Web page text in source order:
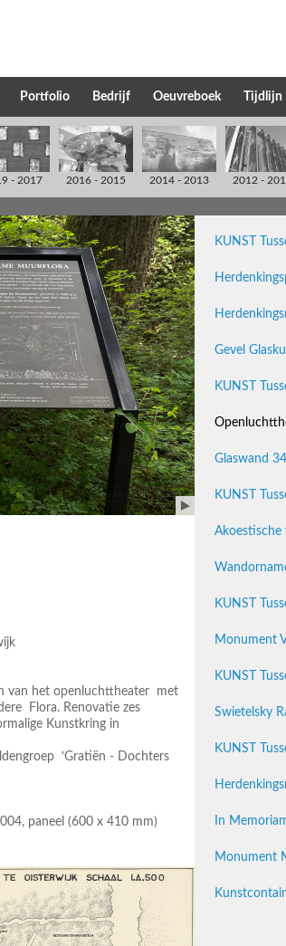
Portfolio Bedrijf Oeuvreboek Tijdlijn
- 2017 2016 - 2015 2014 - 2013 2012 -
van het openluchttheater met
Flora. Renovatie zes
Kunstkring in
‘Gratiën - Dochters
paneel (600 x 410 mm)
KUNST
Gevel
KUNST
Glaswand
KUNST
Akoestische
KUNST
Monument
KUNST
Swietelsky
KUNST
In
Monument